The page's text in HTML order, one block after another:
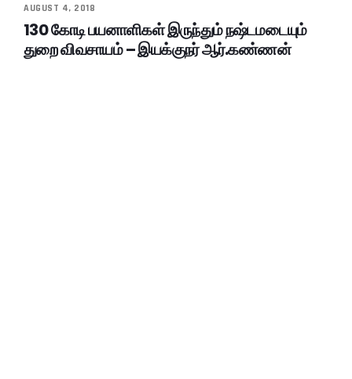
AUGUST 4, 2018
130 கோடி பயனாளிகள் இருந்தும் நஷ்டமடையும்
துறை விவசாயம் – இயக்குநர் ஆர்.கண்ணன்